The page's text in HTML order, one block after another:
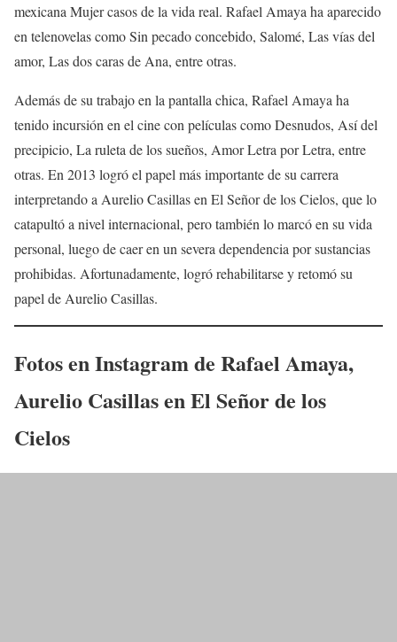
mexicana Mujer casos de la vida real. Rafael Amaya ha aparecido
en telenovelas como Sin pecado concebido, Salomé, Las vías del
amor, Las dos caras de Ana, entre otras.
Además de su trabajo en la pantalla chica, Rafael Amaya ha
tenido incursión en el cine con películas como Desnudos, Así del
precipicio, La ruleta de los sueños, Amor Letra por Letra, entre
otras. En 2013 logró el papel más importante de su carrera
interpretando a Aurelio Casillas en El Señor de los Cielos, que lo
catapultó a nivel internacional, pero también lo marcó en su vida
personal, luego de caer en un severa dependencia por sustancias
prohibidas. Afortunadamente, logró rehabilitarse y retomó su
papel de Aurelio Casillas.
Fotos en Instagram de Rafael Amaya,
Aurelio CasillasenEl Señor de los
Cielos